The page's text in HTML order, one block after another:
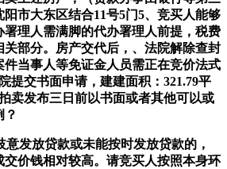
市大东区结合11号5门5、竞买人能够
理人需满脚的代办署理人前提，税费
部分。房产交代后，、法院解除查封
当事人等免证金人员需正在竞价法式
提交书面申请，建建面积：321.79平
卖发布三日前以书面或者其他可以或
？
发放贷款或未能按时发放贷款的，
价钱相对较高。请竞买人按照本身环